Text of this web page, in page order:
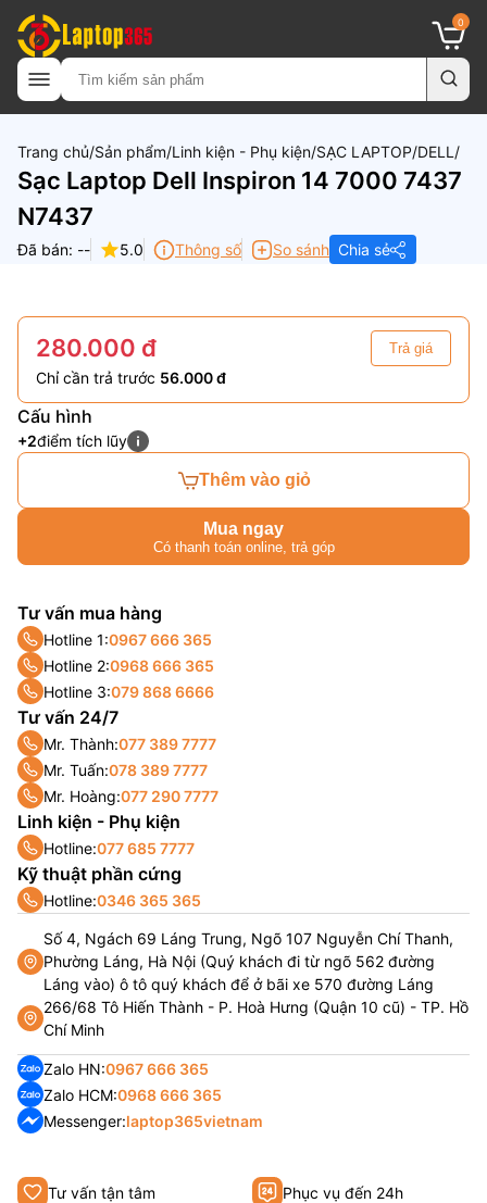
0
Trang chủ Sản phẩm Linh kiện - Phụ kiện SẠC LAPTOP DELL
Sạc Laptop Dell Inspiron 14 7000 7437
N7437
Đã bán: -- 5.0 Thông số So sánh Chia sẻ
Tư vấn tận tâm
Phục vụ đến 24h
280.000 đ Trả giá
Chỉ cần trả trước 56.000 đ
Cấu hình
+2điểm tích lũy
Thêm vào giỏ
Mua ngay
Có thanh toán online, trả góp
Tư vấn mua hàng
Hotline 1:0967 666 365
Hotline 2:0968 666 365
Hotline 3:079 868 6666
Tư vấn 24/7
Mr. Thành:077 389 7777
Mr. Tuấn:078 389 7777
Mr. Hoàng:077 290 7777
Linh kiện - Phụ kiện
Hotline:077 685 7777
Kỹ thuật phần cứng
Hotline:0346 365 365
Số 4, Ngách 69 Láng Trung, Ngõ 107 Nguyễn Chí Thanh,
Phường Láng, Hà Nội (Quý khách đi từ ngõ 562 đường
Láng vào) ô tô quý khách để ở bãi xe 570 đường Láng
266/68 Tô Hiến Thành - P. Hoà Hưng (Quận 10 cũ) - TP. Hồ
Chí Minh
Zalo HN:0967 666 365
Zalo HCM:0968 666 365
Messenger:laptop365vietnam